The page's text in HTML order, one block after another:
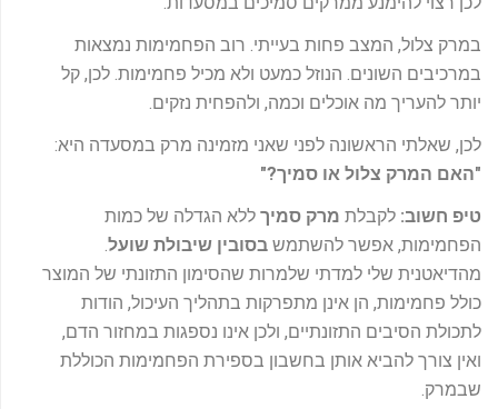
במרק צלול, המצב פחות בעייתי. רוב הפחמימות נמצאות
במרכיבים השונים. הנוזל כמעט ולא מכיל פחמימות. לכן, קל
יותר להעריך מה אוכלים וכמה, ולהפחית נזקים.
לכן, שאלתי הראשונה לפני שאני מזמינה מרק במסעדה היא:
"האם המרק צלול או סמיך?"
טיפ חשוב: לקבלת מרק סמיך ללא הגדלה של כמות
הפחמימות, אפשר להשתמש בסובין שיבולת שועל.
מהדיאטנית שלי למדתי שלמרות שהסימון התזונתי של המוצר
כולל פחמימות, הן אינן מתפרקות בתהליך העיכול, הודות
לתכולת הסיבים התזונתיים, ולכן אינו נספגות במחזור הדם,
ואין צורך להביא אותן בחשבון בספירת הפחמימות הכוללת
שבמרק.